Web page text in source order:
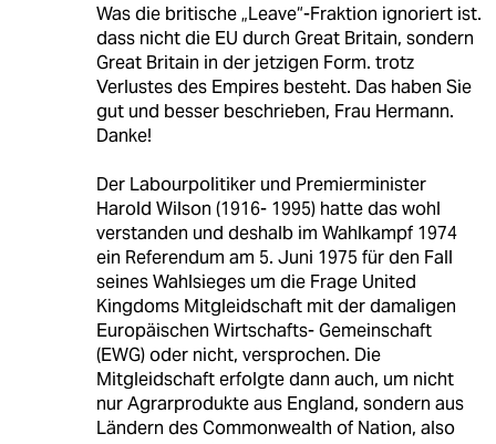
Was die britische „Leave“-Fraktion ignoriert ist.
dass nicht die EU durch Great Britain, sondern
Great Britain in der jetzigen Form. trotz
Verlustes des Empires besteht. Das haben Sie
gut und besser beschrieben, Frau Hermann.
Danke!
Der Labourpolitiker und Premierminister
Harold Wilson (1916- 1995) hatte das wohl
verstanden und deshalb im Wahlkampf 1974
ein Referendum am 5. Juni 1975 für den Fall
seines Wahlsieges um die Frage United
Kingdoms Mitgleidschaft mit der damaligen
Europäischen Wirtschafts- Gemeinschaft
(EWG) oder nicht, versprochen. Die
Mitgleidschaft erfolgte dann auch, um nicht
nur Agrarprodukte aus England, sondern aus
Ländern des Commonwealth of Nation, also